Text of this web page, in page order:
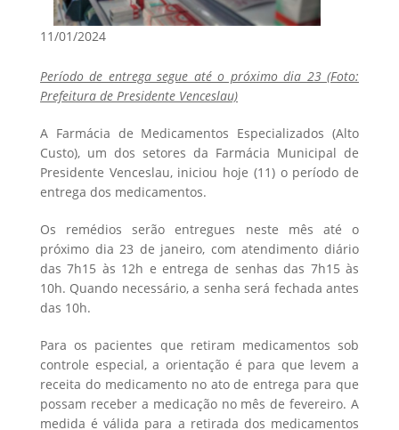
11/01/2024
Período de entrega segue até o próximo dia 23 (Foto:
Prefeitura de Presidente Venceslau)
A Farmácia de Medicamentos Especializados (Alto
Custo), um dos setores da Farmácia Municipal de
Presidente Venceslau, iniciou hoje (11) o período de
entrega dos medicamentos.
Os remédios serão entregues neste mês até o
próximo dia 23 de janeiro, com atendimento diário
das 7h15 às 12h e entrega de senhas das 7h15 às
10h. Quando necessário, a senha será fechada antes
das 10h.
Para os pacientes que retiram medicamentos sob
controle especial, a orientação é para que levem a
receita do medicamento no ato de entrega para que
possam receber a medicação no mês de fevereiro. A
medida é válida para a retirada dos medicamentos